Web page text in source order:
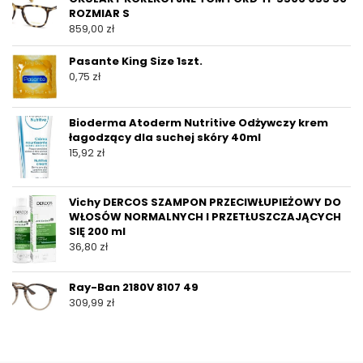
ROZMIAR S
859,00 zł
Pasante King Size 1szt.
0,75 zł
Bioderma Atoderm Nutritive Odżywczy krem
łagodzący dla suchej skóry 40ml
15,92 zł
Vichy DERCOS SZAMPON PRZECIWŁUPIEŻOWY DO
WŁOSÓW NORMALNYCH I PRZETŁUSZCZAJĄCYCH
SIĘ 200 ml
36,80 zł
Ray-Ban 2180V 8107 49
309,99 zł